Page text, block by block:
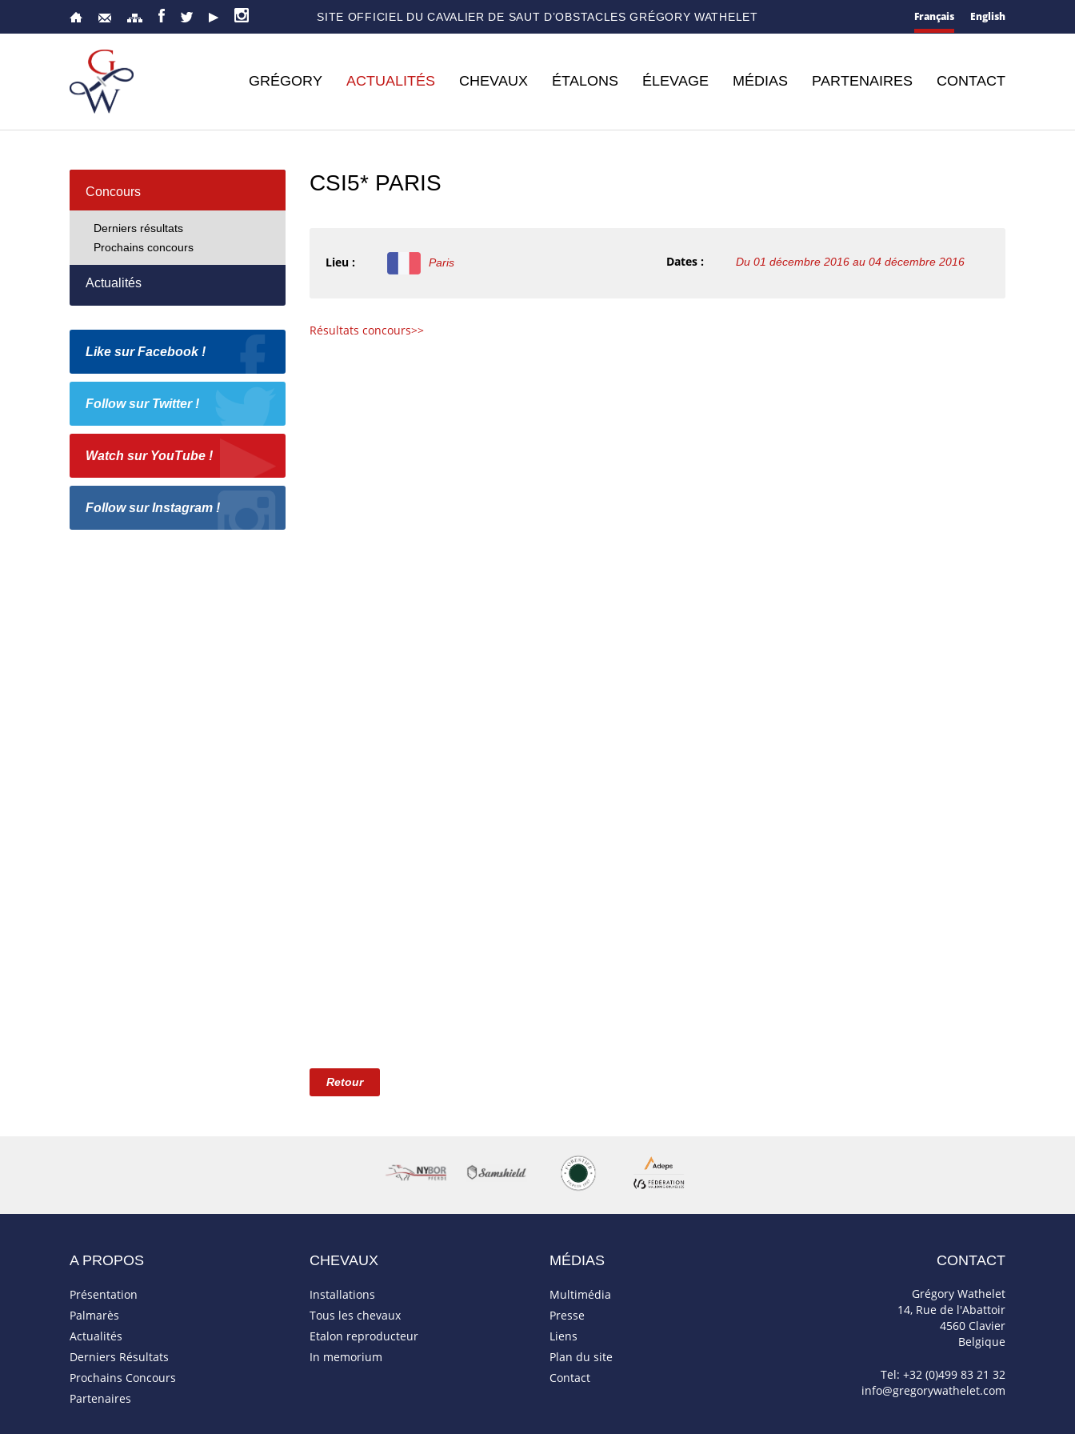
SITE OFFICIEL DU CAVALIER DE SAUT D’OBSTACLES GRÉGORY WATHELET Français English
GRÉGORY ACTUALITÉS CHEVAUX ÉTALONS ÉLEVAGE MÉDIAS PARTENAIRES CONTACT
Concours
Derniers résultats
Prochains concours
Actualités
Like sur Facebook !
Follow sur Twitter !
Watch sur YouTube !
Follow sur Instagram !
CSI5* PARIS
Lieu : Paris Dates : Du 01 décembre 2016 au 04 décembre 2016
Résultats concours>>
Retour
A PROPOS
Présentation
Palmarès
Actualités
Derniers Résultats
Prochains Concours
Partenaires
CHEVAUX
Installations
Tous les chevaux
Etalon reproducteur
In memorium
MÉDIAS
Multimédia
Presse
Liens
Plan du site
Contact
CONTACT
Grégory Wathelet
14, Rue de l'Abattoir
4560 Clavier
Belgique
Tel: +32 (0)499 83 21 32
info@gregorywathelet.com